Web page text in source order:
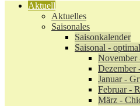
Aktuell
Aktuelles
Saisonales
Saisonkalender
Saisonal - optimal
November
Dezember
Januar -
Februar -
März -